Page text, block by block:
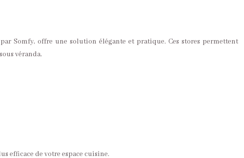
Somfy, offre une solution élégante et pratique. Ces stores permettent
véranda.
efficace de votre espace cuisine.